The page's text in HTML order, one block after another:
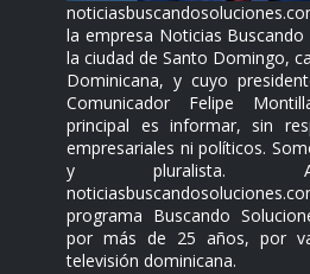
la empresa Noticias Buscando
la ciudad de Santo Domingo,
Dominicana, y cuyo
Comunicador Felipe
principal es informar, sin
empresariales ni políticos.
y pluralista.
programa Buscando
por más de 25 años, por
televisión dominicana.